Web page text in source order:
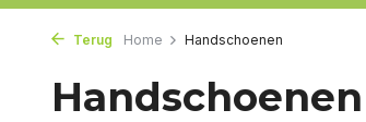
Terug Home Handschoenen
Handschoenen